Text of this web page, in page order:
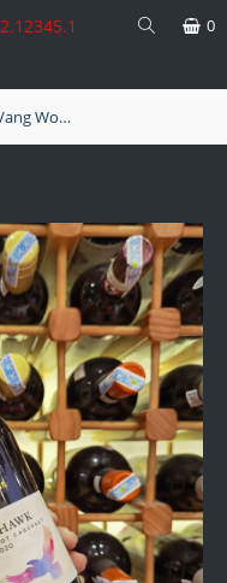
0
Rượu Vang Wolf Blass Eaglehawk Shiraz Merlot Cabernet